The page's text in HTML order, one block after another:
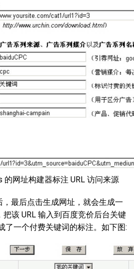
的网址构建器标注 URL 访问来源
最后点击生成网址，就会生成一
把该 URL 输入到百度竞价后台关键
了一个付费关键词的标注。如下图: